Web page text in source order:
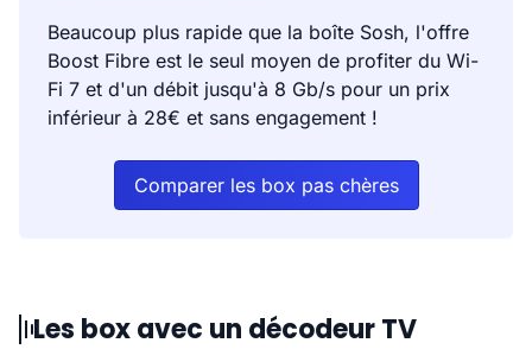
Beaucoup plus rapide que la boîte Sosh, l'offre
Boost Fibre est le seul moyen de profiter du Wi-
Fi 7 et d'un débit jusqu'à 8 Gb/s pour un prix
inférieur à 28€ et sans engagement !
Comparer les box pas chères
Les box avec un décodeur TV